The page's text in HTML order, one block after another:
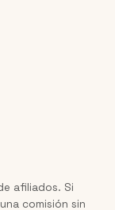
afiliados. Si
comisión sin